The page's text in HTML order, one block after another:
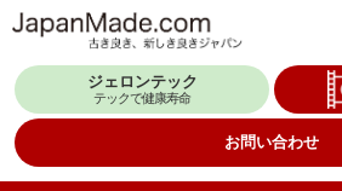
テ
ジェロンテック
テックで健康寿命
お問い合わせ